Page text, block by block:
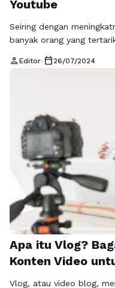
Youtube
Seiring dengan
banyak orang yang
terutama bagi pemula.
pemula agar dapat
YouTube. …Baca
person Editor• calendar_today 26/07/2024
Apa itu Vlog?
Konten Video
Vlog, atau video blog,